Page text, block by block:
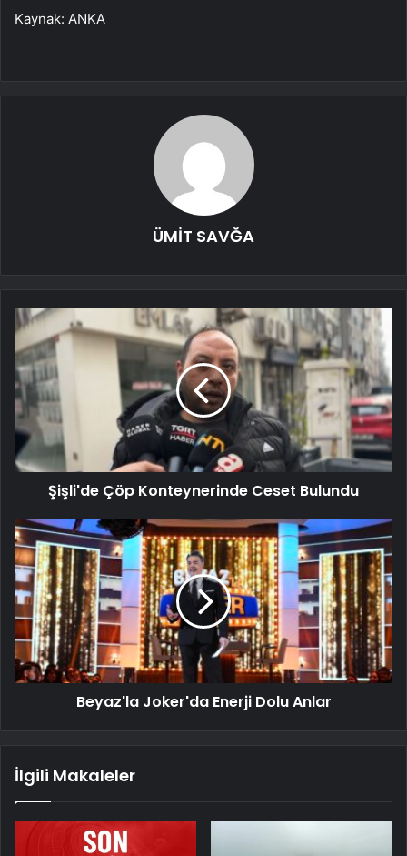
Kaynak: ANKA
ÜMİT SAVĞA
Şişli'de Çöp Konteynerinde Ceset Bulundu
Beyaz'la Joker'da Enerji Dolu Anlar
İlgili Makaleler